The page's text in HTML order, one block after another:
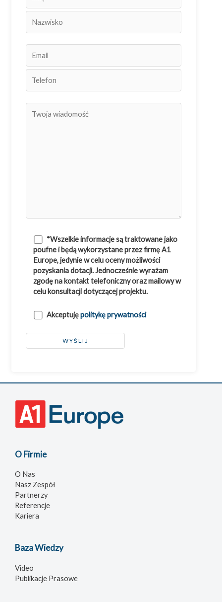
*Wszelkie informacje są traktowane jako
poufne i będą wykorzystane przez firmę A1
Europe, jedynie w celu oceny możliwości
pozyskania dotacji. Jednocześnie wyrażam
zgodę na kontakt telefoniczny oraz mailowy w
celu konsultacji dotyczącej projektu.
Akceptujępolitykę prywatności
O Firmie
O Nas
Nasz Zespół
Partnerzy
Referencje
Kariera
Baza Wiedzy
Video
Publikacje Prasowe